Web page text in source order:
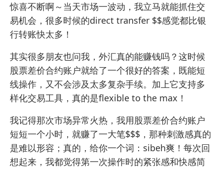
惊喜不断啊～当天市场一波动，我立马就能抓住交
易机会，很多时候的direct transfer $$感觉都比银
行转账快太多！
其实很多朋友也问我，外汇真的能赚钱吗？这时候
股票差价合约账户就给了一个很好的答案，既能短
线操作，又不会涉及太多复杂手续。加上它支持多
样化交易工具，真的是flexible to the max！
我记得那次市场异常火热，我用股票差价合约账户
短短一个小时，就赚了一大笔$$$，那种刺激感真的
是难以形容；真的，给你一个词：sibeh爽！每次回
想起来，我都觉得第一次操作时的紧张感和快感简